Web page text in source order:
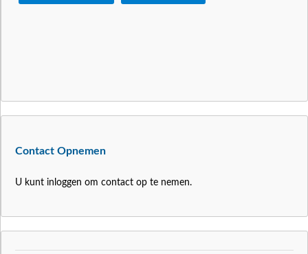
Contact Opnemen
U kunt inloggen om contact op te nemen.